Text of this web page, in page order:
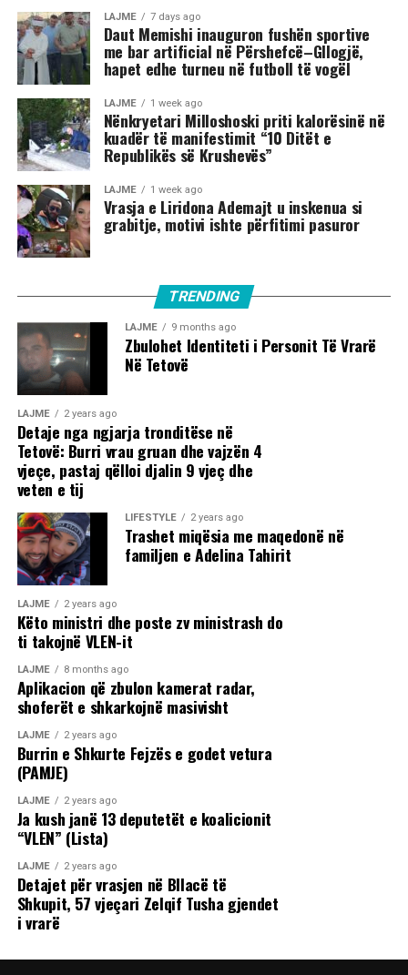
LAJME 7 days ago
Daut Memishi inauguron fushën sportive
me bar artificial në Përshefcë–Gllogjë,
hapet edhe turneu në futboll të vogël
LAJME 1 week ago
Nënkryetari Milloshoski priti kalorësinë në
kuadër të manifestimit “10 Ditët e
Republikës së Krushevës”
LAJME 1 week ago
Vrasja e Liridona Ademajt u inskenua si
grabitje, motivi ishte përfitimi pasuror
TRENDING
LAJME 9 months ago
Zbulohet Identiteti i Personit Të Vrarë
Në Tetovë
LAJME 2 years ago
Detaje nga ngjarja tronditëse në
Tetovë: Burri vrau gruan dhe vajzën 4
vjeçe, pastaj qëlloi djalin 9 vjeç dhe
veten e tij
LIFESTYLE 2 years ago
Trashet miqësia me maqedonë në
familjen e Adelina Tahirit
LAJME 2 years ago
Këto ministri dhe poste zv ministrash do
ti takojnë VLEN-it
LAJME 8 months ago
Aplikacion që zbulon kamerat radar,
shoferët e shkarkojnë masivisht
LAJME 2 years ago
Burrin e Shkurte Fejzës e godet vetura
(PAMJE)
LAJME 2 years ago
Ja kush janë 13 deputetët e koalicionit
“VLEN” (Lista)
LAJME 2 years ago
Detajet për vrasjen në Bllacë të
Shkupit, 57 vjeçari Zelqif Tusha gjendet
i vrarë